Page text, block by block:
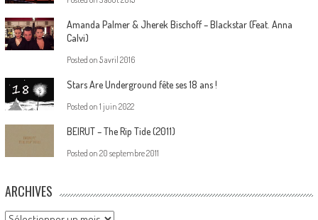
Amanda Palmer & Jherek Bischoff – Blackstar (Feat. Anna
Calvi)
Posted on 5 avril 2016
Stars Are Underground fête ses 18 ans !
Posted on 1 juin 2022
BEIRUT – The Rip Tide (2011)
Posted on 20 septembre 2011
ARCHIVES
Archives